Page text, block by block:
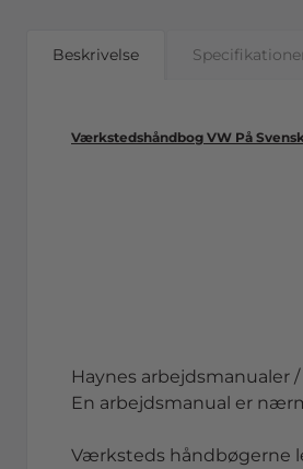
Beskrivelse
Værkstedshåndbog VW På Svensk
Haynes arbejdsmanualer
En arbejdsmanual er
Værksteds håndbøgerne